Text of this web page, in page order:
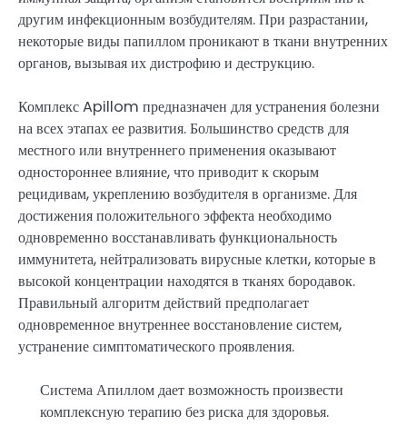
другим инфекционным возбудителям. При разрастании,
некоторые виды папиллом проникают в ткани внутренних
органов, вызывая их дистрофию и деструкцию.
Комплекс Apillom предназначен для устранения болезни
на всех этапах ее развития. Большинство средств для
местного или внутреннего применения оказывают
одностороннее влияние, что приводит к скорым
рецидивам, укреплению возбудителя в организме. Для
достижения положительного эффекта необходимо
одновременно восстанавливать функциональность
иммунитета, нейтрализовать вирусные клетки, которые в
высокой концентрации находятся в тканях бородавок.
Правильный алгоритм действий предполагает
одновременное внутреннее восстановление систем,
устранение симптоматического проявления.
Система Апиллом дает возможность произвести
комплексную терапию без риска для здоровья.